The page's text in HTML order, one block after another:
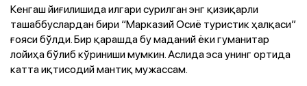
Кенгаш йиғилишида илгари сурилган энг қизиқарли
ташаббуслардан бири “Марказий Осиё туристик ҳалқаси”
ғояси бўлди. Бир қарашда бу маданий ёки гуманитар
лойиҳа бўлиб кўриниши мумкин. Аслида эса унинг ортида
катта иқтисодий мантиқ мужассам.